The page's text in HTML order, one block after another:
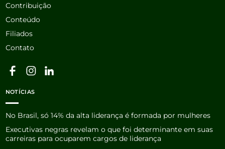
Contribuição
Conteúdo
Filiados
Contato
NOTÍCIAS
No Brasil, só 14% da alta liderança é formada por mulheres
Executivas negras revelam o que foi determinante em suas
carreiras para ocuparem cargos de liderança